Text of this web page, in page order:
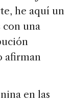
he aquí un
con una
afirman
en las